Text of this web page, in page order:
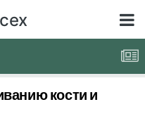
кости и